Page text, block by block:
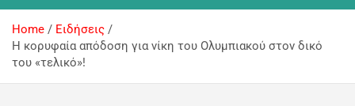
Home
Ειδήσεις
Η κορυφαία απόδοση για νίκη του Ολυμπιακού στον δικό
του «τελικό»!